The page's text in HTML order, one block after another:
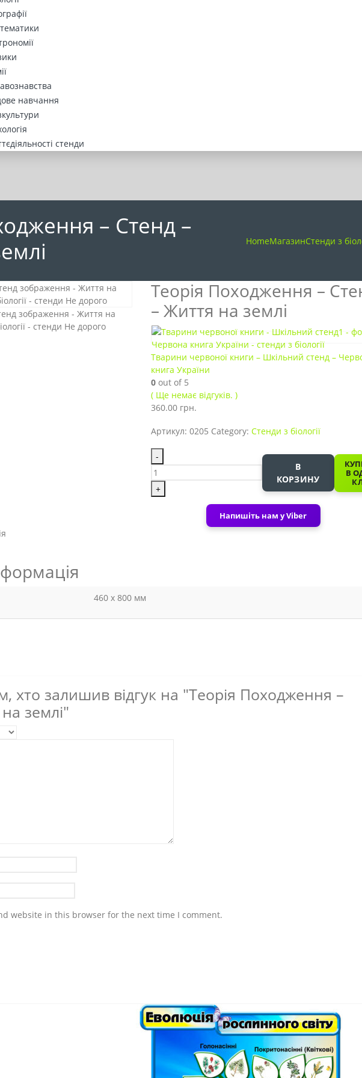
навчання
стенди
– Стенд –
HomeМагазинСтенди з
Теорія Походження –
– Життя на землі
Тварини червоної книги – Шкільний стенд –
книга України
0out of 5
( Ще немає відгуків. )
360.00 грн.
Артикул: 0205 Category: Стенди з біології
-
+
В
КОРЗИНУ
В
Напишіть нам у Viber
460 х 800 мм
хто залишив відгук на "Теорія Походження –
землі"
website in this browser for the next time I comment.